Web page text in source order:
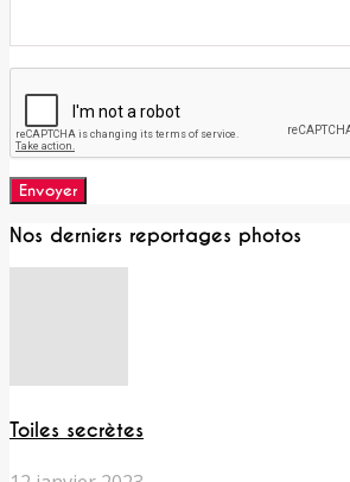
Nos derniers reportages photos
Toiles secrètes